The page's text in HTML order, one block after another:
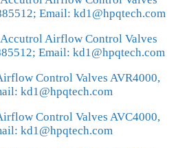
Email: kd1@hpqtech.com
Airflow Control Valves
Email: kd1@hpqtech.com
Control Valves AVR4000,
kd1@hpqtech.com
Control Valves AVC4000,
kd1@hpqtech.com